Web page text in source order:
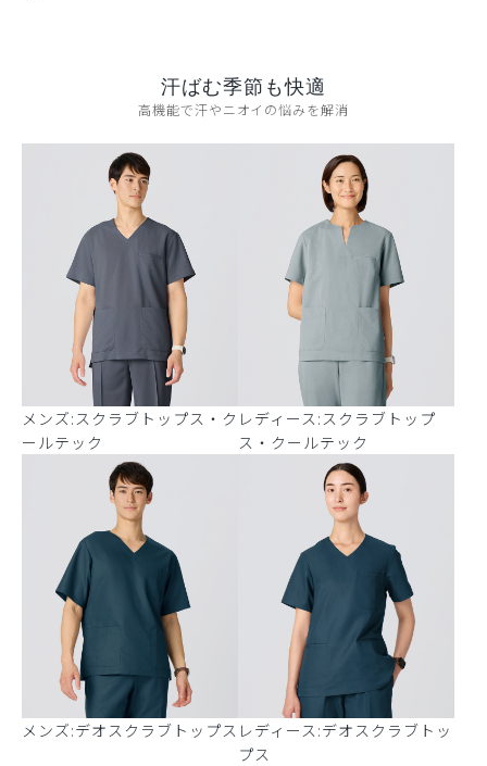
汗ばむ季節も快適
高機能で汗やニオイの悩みを解消
メンズ:スクラブトップス・ク
ールテック
レディース:スクラブトップ
ス・クールテック
メンズ:デオスクラブトップス レディース:デオスクラブトッ
プス